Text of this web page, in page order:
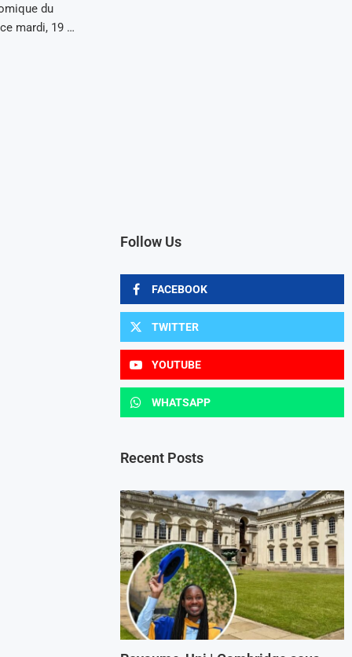
du
mardi, 19 …
Follow Us
FACEBOOK
TWITTER
YOUTUBE
WHATSAPP
Recent Posts